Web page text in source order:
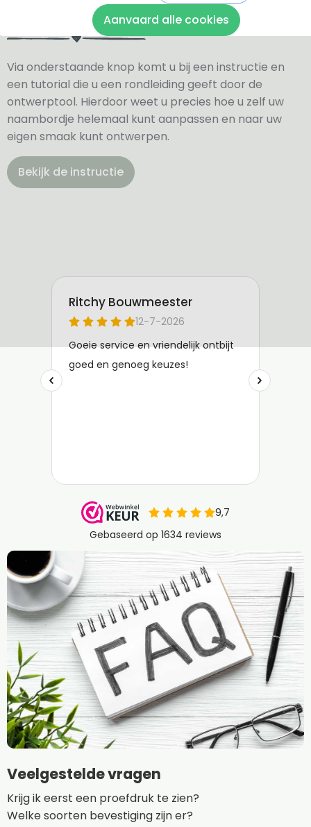
Ontwerptool
Via onderstaande knop komt u bij een instructie en
een tutorial die u een rondleiding geeft door de
ontwerptool. Hierdoor weet u precies hoe u zelf uw
naambordje helemaal kunt aanpassen en naar uw
eigen smaak kunt ontwerpen.
Bekijk de instructie
Veelgestelde vragen
Krijg ik eerst een proefdruk te zien?
Welke soorten bevestiging zijn er?
Aanvaard alle cookies